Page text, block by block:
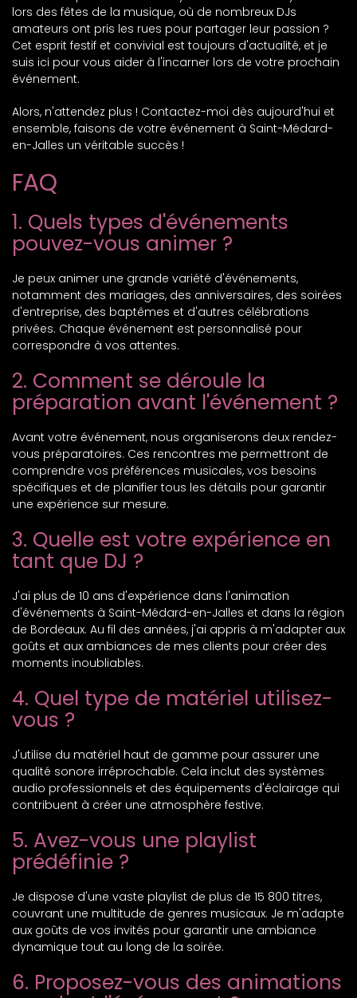
lors des fêtes de la musique, où de nombreux DJs
amateurs ont pris les rues pour partager leur passion ?
Cet esprit festif et convivial est toujours d'actualité, et je
suis ici pour vous aider à l'incarner lors de votre prochain
événement.
Alors, n'attendez plus ! Contactez-moi dès aujourd'hui et
ensemble, faisons de votre événement à Saint-Médard-
en-Jalles un véritable succès !
FAQ
1. Quels types d'événements
pouvez-vous animer ?
Je peux animer une grande variété d'événements,
notamment des mariages, des anniversaires, des soirées
d'entreprise, des baptêmes et d'autres célébrations
privées. Chaque événement est personnalisé pour
correspondre à vos attentes.
2. Comment se déroule la
préparation avant l'événement ?
Avant votre événement, nous organiserons deux rendez-
vous préparatoires. Ces rencontres me permettront de
comprendre vos préférences musicales, vos besoins
spécifiques et de planifier tous les détails pour garantir
une expérience sur mesure.
3. Quelle est votre expérience en
tant que DJ ?
J'ai plus de 10 ans d'expérience dans l'animation
d'événements à Saint-Médard-en-Jalles et dans la région
de Bordeaux. Au fil des années, j'ai appris à m'adapter aux
goûts et aux ambiances de mes clients pour créer des
moments inoubliables.
4. Quel type de matériel utilisez-
vous ?
J'utilise du matériel haut de gamme pour assurer une
qualité sonore irréprochable. Cela inclut des systèmes
audio professionnels et des équipements d'éclairage qui
contribuent à créer une atmosphère festive.
5. Avez-vous une playlist
prédéfinie ?
Je dispose d'une vaste playlist de plus de 15 800 titres,
couvrant une multitude de genres musicaux. Je m'adapte
aux goûts de vos invités pour garantir une ambiance
dynamique tout au long de la soirée.
6. Proposez-vous des animations